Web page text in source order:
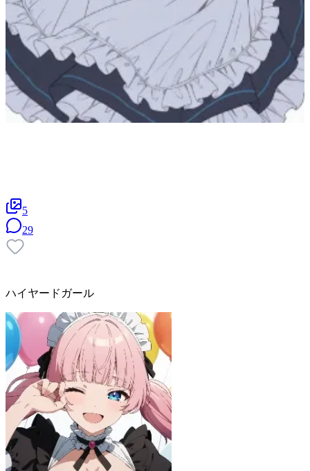
5
29
ハイヤードガール